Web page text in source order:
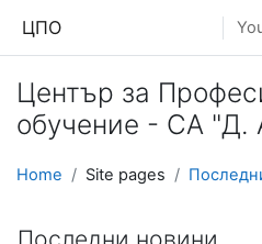
ЦПО
Център за
обучение - СА "Д.
Home Site pages
Последни новини